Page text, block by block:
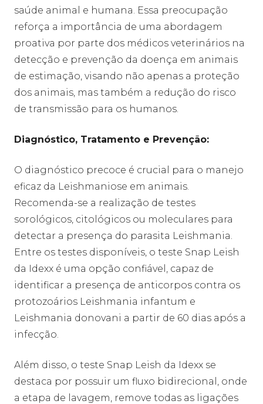
saúde animal e humana. Essa preocupação
reforça a importância de uma abordagem
proativa por parte dos médicos veterinários na
detecção e prevenção da doença em animais
de estimação, visando não apenas a proteção
dos animais, mas também a redução do risco
de transmissão para os humanos.
Diagnóstico, Tratamento e Prevenção:
O diagnóstico precoce é crucial para o manejo
eficaz da Leishmaniose em animais.
Recomenda-se a realização de testes
sorológicos, citológicos ou moleculares para
detectar a presença do parasita Leishmania.
Entre os testes disponíveis, o teste Snap Leish
da Idexx é uma opção confiável, capaz de
identificar a presença de anticorpos contra os
protozoários Leishmania infantum e
Leishmania donovani a partir de 60 dias após a
infecção.
Além disso, o teste Snap Leish da Idexx se
destaca por possuir um fluxo bidirecional, onde
a etapa de lavagem, remove todas as ligações